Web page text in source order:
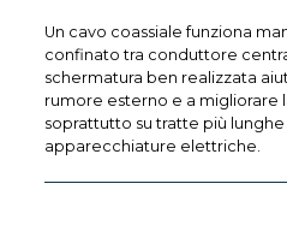
Un cavo coassiale funziona
confinato tra conduttore
schermatura ben realizzata
rumore esterno e a migliorare
soprattutto su tratte più
apparecchiature elettriche.